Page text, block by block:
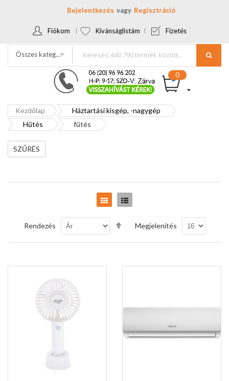
Bejelentkezés Regisztráció
Fiókom Kívánságlistám Fizetés
Összes kategória
Kezdőlap
Háztartási kisgép, -nagygép
Hűtés
fűtés
Rács Lista
Rendezés
Csökkenő
sorrendbe
Megjelenítés
SZŰRÉS